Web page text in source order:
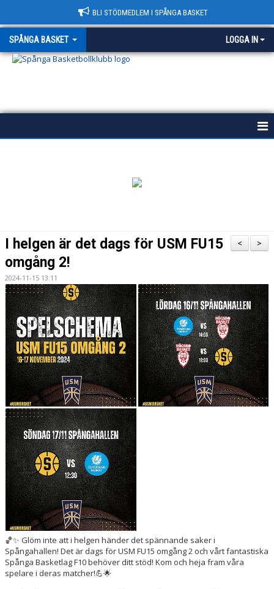
BLI STÖDMEDLEM I SPÅNGA BASKET
SPÅNGA BASKET LOGGA IN
KONTAKT & HALLAR
MEDLEMSAPP
STYRELSEN
DOKUMENT
NYHETER
VÅRA LAG/TRÄNARE
KALENDER
>
<
I helgen är det dags för USM FU15
omgång 2!
2024-11-15 13:11
🏀✨ Glöm inte att i helgen händer det spännande saker i
Spångahallen! Det är dags för USM FU15 omgång 2 och vårt fantastiska
Spånga Basketlag F10 behöver ditt stöd! Kom och heja fram våra
spelare i deras matcher!💪🌟